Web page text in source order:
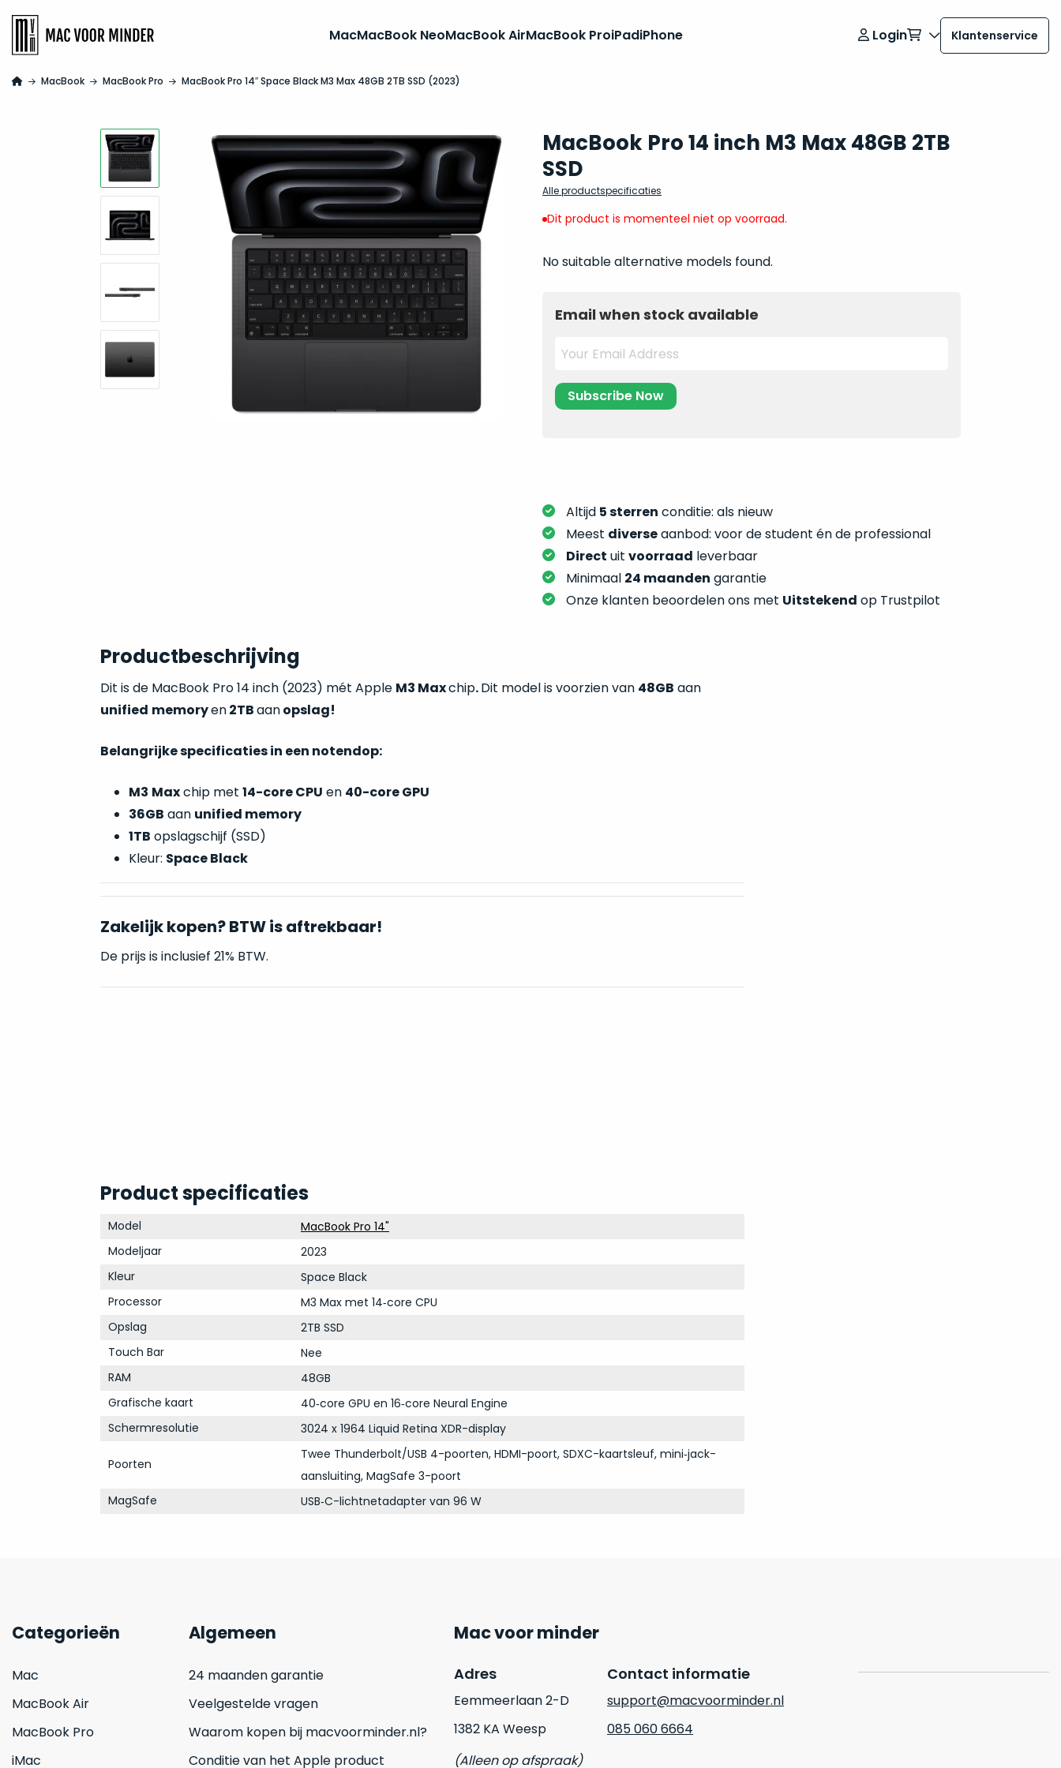
MacMacBook NeoMacBook AirMacBook ProiPadiPhone Login Klantenservice
MacBook MacBook Pro MacBook Pro 14″ Space Black M3 Max 48GB 2TB SSD (2023)
MacBook Pro 14 inch M3 Max 48GB 2TB
SSD
Alle productspecificaties
Dit product is momenteel niet op voorraad.
No suitable alternative models found.
Email when stock available
Altijd 5 sterren conditie: als nieuw
Meest diverseaanbod: voor de student én de professional
Direct uit voorraad leverbaar
Minimaal 24 maanden garantie
Onze klanten beoordelen ons met Uitstekend op Trustpilot
Productbeschrijving
Dit is de MacBook Pro 14 inch (2023) mét Apple M3 Maxchip.Dit model is voorzien van 48GB aan
unified memoryen2TBaanopslag!
Belangrijke specificaties in een notendop:
M3 Maxchip met 14-core CPU en 40-core GPU
36GB aan unified memory
1TB opslagschijf (SSD)
Kleur: Space Black
Zakelijk kopen? BTW is aftrekbaar!
De prijs is inclusief 21% BTW.
Product specificaties
Model
MacBook Pro 14"
Modeljaar
2023
Kleur
Space Black
Processor
M3 Max met 14‑core CPU
Opslag
2TB SSD
Touch Bar
Nee
RAM
48GB
Grafische kaart
40‑core GPU en 16‑core Neural Engine
Schermresolutie
3024 x 1964 Liquid Retina XDR-display
Poorten
Twee Thunderbolt/USB 4-poorten, HDMI-poort, SDXC-kaartsleuf, mini‑jack-
aansluiting, MagSafe 3-poort
MagSafe
USB‑C-lichtnetadapter van 96 W
Categorieën
Mac
MacBook Air
MacBook Pro
iMac
Algemeen
24 maanden garantie
Veelgestelde vragen
Waarom kopen bij macvoorminder.nl?
Conditie van het Apple product
Mac voor minder
Adres
Eemmeerlaan 2-D
1382 KA Weesp
(Alleen op afspraak)
Contact informatie
support@macvoorminder.nl
085 060 6664